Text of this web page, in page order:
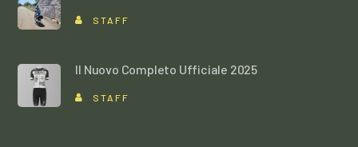
STAFF
Il Nuovo Completo Ufficiale 2025
STAFF